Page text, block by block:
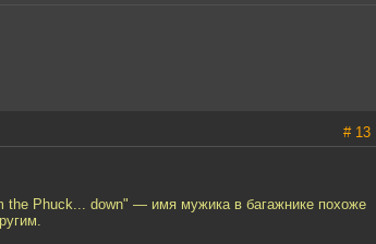
# 13
Phuck... down" — имя мужика в багажнике похоже